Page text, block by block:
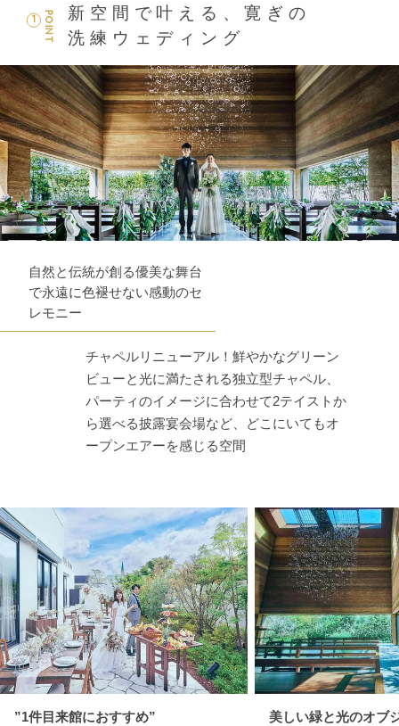
POINT
1
新空間で叶える、寛ぎの
洗練ウェディング
自然と伝統が創る優美な舞台
で永遠に色褪せない感動のセ
レモニー
チャペルリニューアル！鮮やかなグリーン
ビューと光に満たされる独立型チャペル、
パーティのイメージに合わせて2テイストか
ら選べる披露宴会場など、どこにいてもオ
ープンエアーを感じる空間
”1件目来館におすすめ”
美しい緑と光のオブ